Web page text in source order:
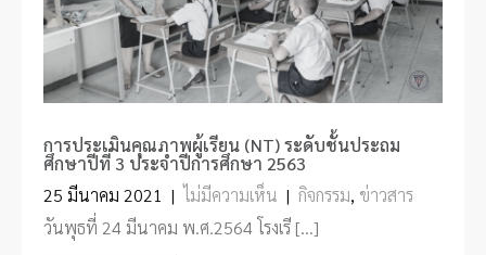
การประเมินคุณภาพผู้เรียน (NT) ระดับชั้นประถม
ศึกษาปีที่ 3 ประจำปีการศึกษา 2563
25 มีนาคม 2021 |ไม่มีความเห็น | กิจกรรม, ข่าวสาร
วันพุธที่ 24 มีนาคม พ.ศ.2564 โรงเรี […]